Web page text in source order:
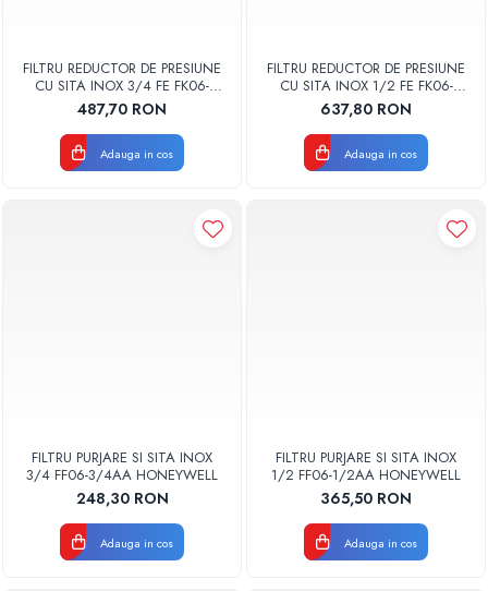
FILTRU REDUCTOR DE PRESIUNE
CU SITA INOX 3/4 FE FK06-
3/4AA HONEYWELL
487,70 RON
Adauga in cos
FILTRU REDUCTOR DE PRESIUNE
CU SITA INOX 1/2 FE FK06-
1/2AA HONEYWELL
637,80 RON
Adauga in cos
FILTRU PURJARE SI SITA INOX
3/4 FF06-3/4AA HONEYWELL
248,30 RON
Adauga in cos
FILTRU PURJARE SI SITA INOX
1/2 FF06-1/2AA HONEYWELL
365,50 RON
Adauga in cos